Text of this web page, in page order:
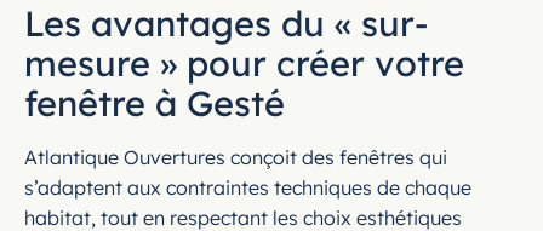
Les avantages du « sur-
mesure » pour créer votre
fenêtre à Gesté
Atlantique Ouvertures conçoit des fenêtres qui
s’adaptent aux contraintes techniques de chaque
habitat, tout en respectant les choix esthétiques